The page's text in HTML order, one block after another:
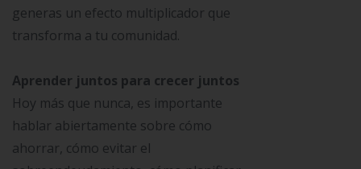
generas un efecto multiplicador que
transforma a tu comunidad.
Aprender juntos para crecer juntos
Hoy más que nunca, es importante
hablar abiertamente sobre cómo
ahorrar, cómo evitar el